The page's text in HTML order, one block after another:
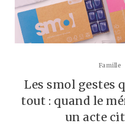
Famille
Les smol gestes
tout : quand le
un acte